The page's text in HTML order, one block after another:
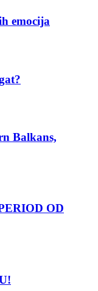
emocija
Balkans,
OD